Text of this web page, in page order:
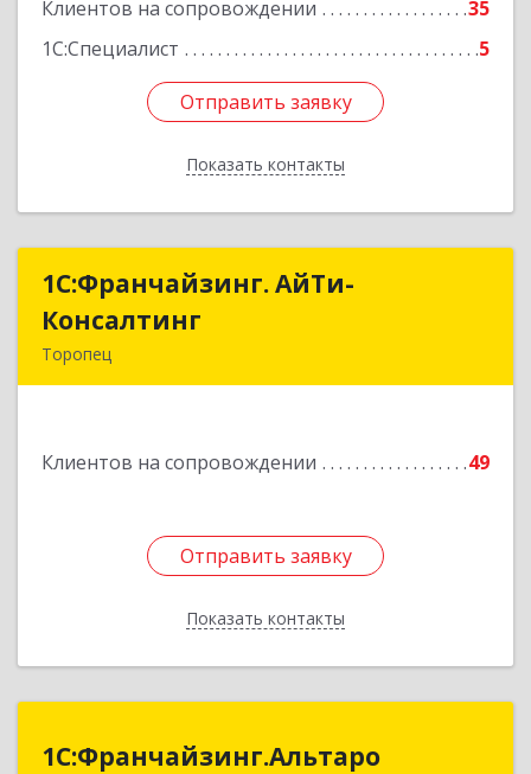
Клиентов на сопровождении
35
1С:Специалист
5
Отправить заявку
Показать контакты
Отправить заявку
Назад
1С:Франчайзинг. АйТи-
Консалтинг
Торопец
Клиентов на сопровождении 49
Отправить заявку
Показать контакты
1С:Франчайзинг. АйТи-
Подробнее
Отправить заявку
Назад
1С:Франчайзинг.Альтаро
1С:Франчайзинг.Альтаро